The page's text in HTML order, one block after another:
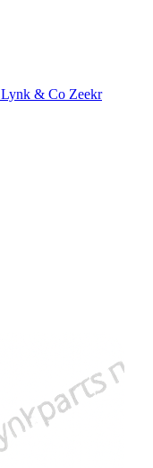
Lynk & Co Zeekr